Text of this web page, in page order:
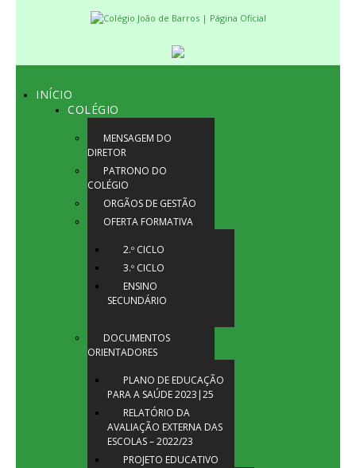
INÍCIO
COLÉGIO
MENSAGEM DO
DIRETOR
PATRONO DO
COLÉGIO
ORGÃOS DE GESTÃO
OFERTA FORMATIVA
2.º CICLO
3.º CICLO
ENSINO
SECUNDÁRIO
DOCUMENTOS
ORIENTADORES
PLANO DE EDUCAÇÃO
PARA A SAÚDE 2023|25
RELATÓRIO DA
AVALIAÇÃO EXTERNA DAS
ESCOLAS – 2022/23
PROJETO EDUCATIVO